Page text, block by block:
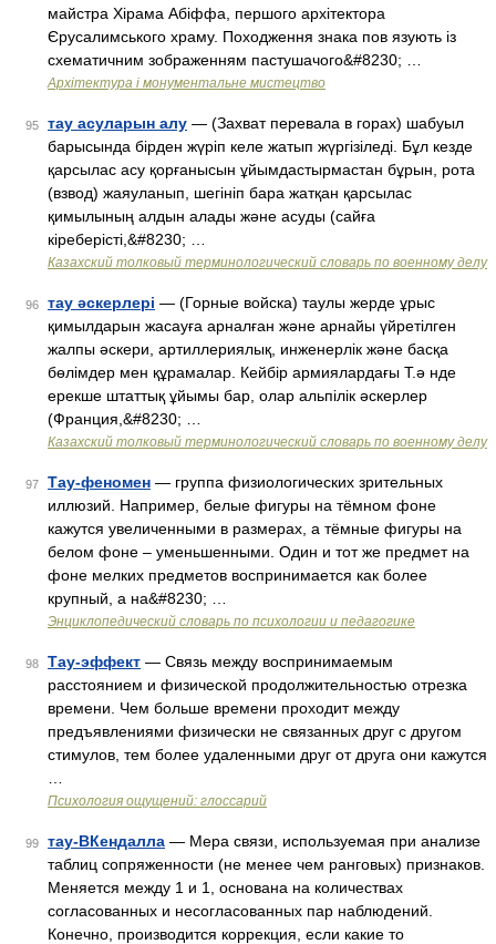
майстра Хірама Абіффа, першого архітектора
Єрусалимського храму. Походження знака пов язують із
схематичним зображенням пастушачого&#8230; …
Архітектура і монументальне мистецтво
95 тау асуларын алу — (Захват перевала в горах) шабуыл
барысында бірден жүріп келе жатып жүргізіледі. Бұл кезде
қарсылас асу қорғанысын ұйымдастырмастан бұрын, рота
(взвод) жаяуланып, шегініп бара жатқан қарсылас
қимылының алдын алады және асуды (сайға
кіреберісті,&#8230; …
Казахский толковый терминологический словарь по военному делу
96 тау әскерлері — (Горные войска) таулы жерде ұрыс
қимылдарын жасауға арналған және арнайы үйретілген
жалпы әскери, артиллериялық, инженерлік және басқа
бөлімдер мен құрамалар. Кейбір армиялардағы Т.ә нде
ерекше штаттық ұйымы бар, олар альпілік әскерлер
(Франция,&#8230; …
Казахский толковый терминологический словарь по военному делу
97 Тау-феномен — группа физиологических зрительных
иллюзий. Например, белые фигуры на тёмном фоне
кажутся увеличенными в размерах, а тёмные фигуры на
белом фоне – уменьшенными. Один и тот же предмет на
фоне мелких предметов воспринимается как более
крупный, а на&#8230; …
Энциклопедический словарь по психологии и педагогике
98 Тау-эффект — Связь между воспринимаемым
расстоянием и физической продолжительностью отрезка
времени. Чем больше времени проходит между
предъявлениями физически не связанных друг с другом
стимулов, тем более удаленными друг от друга они кажутся
Психология ощущений: глоссарий
99 тау-BКендалла — Мера связи, используемая при анализе
таблиц сопряженности (не менее чем ранговых) признаков.
Меняется между 1 и 1, основана на количествах
согласованных и несогласованных пар наблюдений.
Конечно, производится коррекция, если какие то